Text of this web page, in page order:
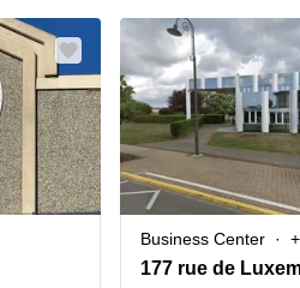
Business Center
177 rue de